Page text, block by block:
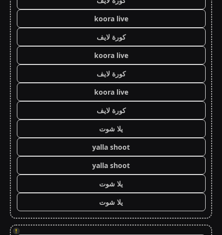
koora live
كورة لايف
koora live
كورة لايف
koora live
كورة لايف
يلا شوت
yalla shoot
yalla shoot
يلا شوت
يلا شوت
!